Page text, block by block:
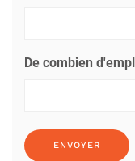
De combien